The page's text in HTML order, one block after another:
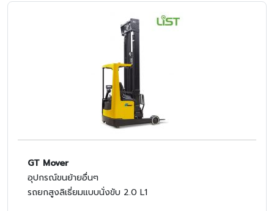
GT Mover
อุปกรณ์ขนย้ายอื่นๆ
รถยกสูงลิเธี่ยมแบบนั่งขับ 2.0 L1